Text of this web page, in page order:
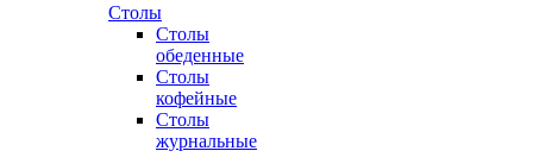
Столы
Столы
обеденные
Столы
кофейные
Столы
журнальные